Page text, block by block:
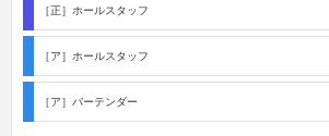
［正］ホールスタッフ
［ア］ホールスタッフ
［ア］バーテンダー